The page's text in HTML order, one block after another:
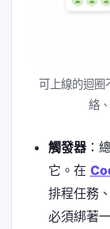
可上線的迴圈
絡
觸發器：
它。在
排程任務
必須綁著